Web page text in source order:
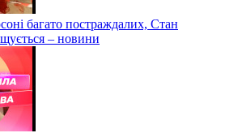
багато постраждалих, Стан
– новини